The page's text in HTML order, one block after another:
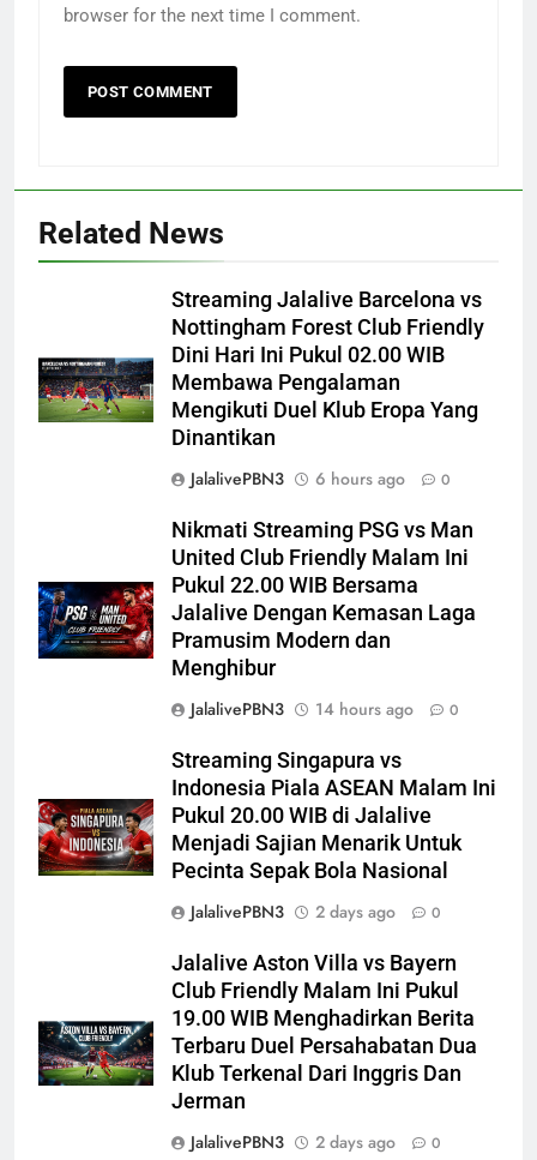
browser for the next time I comment.
Related News
Streaming Jalalive Barcelona vs
Nottingham Forest Club Friendly
Dini Hari Ini Pukul 02.00 WIB
Membawa Pengalaman
Mengikuti Duel Klub Eropa Yang
Dinantikan
JalalivePBN3
6 hours ago 0
Nikmati Streaming PSG vs Man
United Club Friendly Malam Ini
Pukul 22.00 WIB Bersama
Jalalive Dengan Kemasan Laga
Pramusim Modern dan
Menghibur
JalalivePBN3
14 hours ago 0
Streaming Singapura vs
Indonesia Piala ASEAN Malam Ini
Pukul 20.00 WIB di Jalalive
Menjadi Sajian Menarik Untuk
Pecinta Sepak Bola Nasional
JalalivePBN3
2 days ago 0
Jalalive Aston Villa vs Bayern
Club Friendly Malam Ini Pukul
19.00 WIB Menghadirkan Berita
Terbaru Duel Persahabatan Dua
Klub Terkenal Dari Inggris Dan
Jerman
JalalivePBN3
2 days ago 0